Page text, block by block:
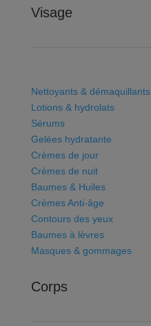
Visage
Nettoyants & démaquillants
Lotions & hydrolats
Sérums
Gelées hydratante
Crèmes de jour
Crèmes de nuit
Baumes & Huiles
Crèmes Anti-âge
Contours des yeux
Baumes à lèvres
Masques & gommages
Corps